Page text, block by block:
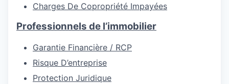
Charges De Copropriété Impayées
Professionnels de l’immobilier
Garantie Financière / RCP
Risque D’entreprise
Protection Juridique